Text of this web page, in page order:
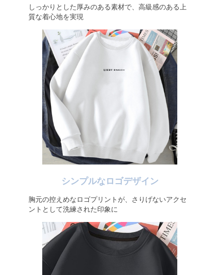
しっかりとした厚みのある素材で、高級感のある上
質な着心地を実現
シンプルなロゴデザイン
胸元の控えめなロゴプリントが、さりげないアクセ
ントとして洗練された印象に